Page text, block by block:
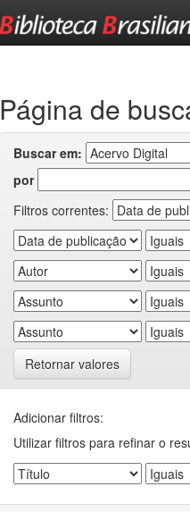
Página de
Buscar em:
por
Filtros correntes:
Retornar valores
Adicionar filtros:
Utilizar filtros para refinar o